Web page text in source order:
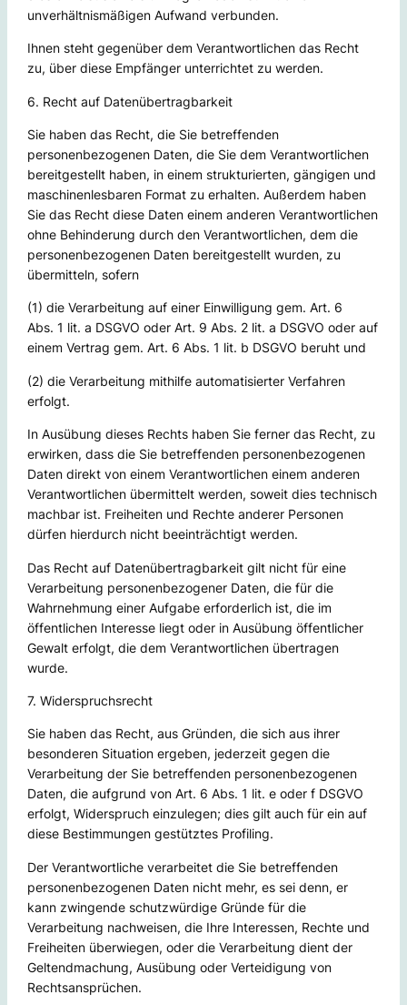
unverhältnismäßigen Aufwand verbunden.
Ihnen steht gegenüber dem Verantwortlichen das Recht
zu, über diese Empfänger unterrichtet zu werden.
6. Recht auf Datenübertragbarkeit
Sie haben das Recht, die Sie betreffenden
personenbezogenen Daten, die Sie dem Verantwortlichen
bereitgestellt haben, in einem strukturierten, gängigen und
maschinenlesbaren Format zu erhalten. Außerdem haben
Sie das Recht diese Daten einem anderen Verantwortlichen
ohne Behinderung durch den Verantwortlichen, dem die
personenbezogenen Daten bereitgestellt wurden, zu
übermitteln, sofern
(1) die Verarbeitung auf einer Einwilligung gem. Art. 6
Abs. 1 lit. a DSGVO oder Art. 9 Abs. 2 lit. a DSGVO oder auf
einem Vertrag gem. Art. 6 Abs. 1 lit. b DSGVO beruht und
(2) die Verarbeitung mithilfe automatisierter Verfahren
erfolgt.
In Ausübung dieses Rechts haben Sie ferner das Recht, zu
erwirken, dass die Sie betreffenden personenbezogenen
Daten direkt von einem Verantwortlichen einem anderen
Verantwortlichen übermittelt werden, soweit dies technisch
machbar ist. Freiheiten und Rechte anderer Personen
dürfen hierdurch nicht beeinträchtigt werden.
Das Recht auf Datenübertragbarkeit gilt nicht für eine
Verarbeitung personenbezogener Daten, die für die
Wahrnehmung einer Aufgabe erforderlich ist, die im
öffentlichen Interesse liegt oder in Ausübung öffentlicher
Gewalt erfolgt, die dem Verantwortlichen übertragen
wurde.
7. Widerspruchsrecht
Sie haben das Recht, aus Gründen, die sich aus ihrer
besonderen Situation ergeben, jederzeit gegen die
Verarbeitung der Sie betreffenden personenbezogenen
Daten, die aufgrund von Art. 6 Abs. 1 lit. e oder f DSGVO
erfolgt, Widerspruch einzulegen; dies gilt auch für ein auf
diese Bestimmungen gestütztes Profiling.
Der Verantwortliche verarbeitet die Sie betreffenden
personenbezogenen Daten nicht mehr, es sei denn, er
kann zwingende schutzwürdige Gründe für die
Verarbeitung nachweisen, die Ihre Interessen, Rechte und
Freiheiten überwiegen, oder die Verarbeitung dient der
Geltendmachung, Ausübung oder Verteidigung von
Rechtsansprüchen.